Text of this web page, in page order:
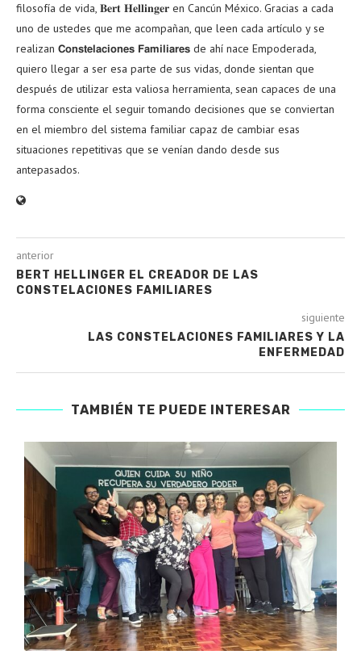
filosofía de vida, 𝐁𝐞𝐫𝐭 𝐇𝐞𝐥𝐥𝐢𝐧𝐠𝐞𝐫 en Cancún México. Gracias a cada
uno de ustedes que me acompañan, que leen cada artículo y se
realizan 𝗖𝗼𝗻𝘀𝘁𝗲𝗹𝗮𝗰𝗶𝗼𝗻𝗲𝘀 𝗙𝗮𝗺𝗶𝗹𝗶𝗮𝗿𝗲𝘀 de ahí nace Empoderada,
quiero llegar a ser esa parte de sus vidas, donde sientan que
después de utilizar esta valiosa herramienta, sean capaces de una
forma consciente el seguir tomando decisiones que se conviertan
en el miembro del sistema familiar capaz de cambiar esas
situaciones repetitivas que se venían dando desde sus
antepasados.
anterior
BERT HELLINGER EL CREADOR DE LAS
CONSTELACIONES FAMILIARES
siguiente
LAS CONSTELACIONES FAMILIARES Y LA
ENFERMEDAD
TAMBIÉN TE PUEDE INTERESAR